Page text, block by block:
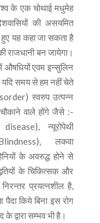
के एक चोथाई मधुमेह
की असयमित
यह कहा जा सकता है
राजधानी बन जायेगा।
औषधियों एवम इन्सुलिन
यदि समय से हम नहीं चेते
स्वरुप उत्पन्न
वाले होंगे जैसे :-
न्यूरोपेथी
लकवा
के अवरुद्ध होने से
के चिकित्सक और
प्रयत्नशील है,
किये बिना इस रोग
द्वारा सम्भव भी है।